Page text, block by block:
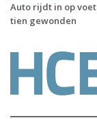
Auto rijdt in op
tien gewonden